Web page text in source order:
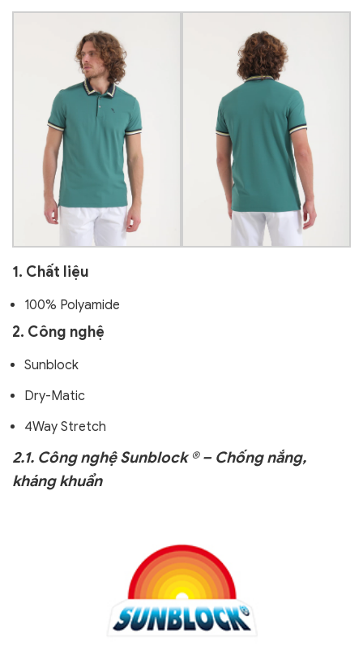
1. Chất liệu
100% Polyamide
2. Công nghệ
Sunblock
Dry-Matic
4Way Stretch
2.1. Công nghệ Sunblock ® – Chống nắng,
kháng khuẩn